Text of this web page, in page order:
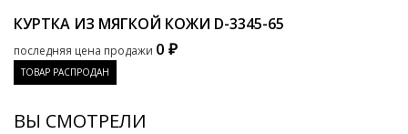
КУРТКА ИЗ МЯГКОЙ КОЖИ D-3345-65
последняя цена продажи 0 ₽
ТОВАР РАСПРОДАН
ВЫ СМОТРЕЛИ